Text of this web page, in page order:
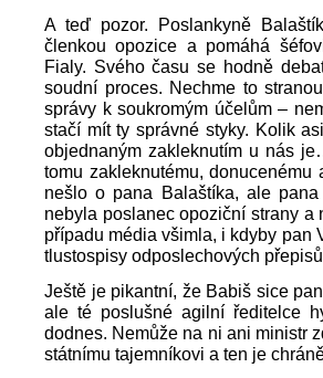
A teď pozor. Poslankyně
členkou opozice a pomáhá
Fialy. Svého času se hodně
soudní proces. Nechme to
správy k soukromým účelům –
stačí mít ty správné styky. Kolik
objednaným zakleknutím u nás
tomu zakleknutému,
nešlo o pana Balaštíka, ale
nebyla poslanec opoziční strany
případu média všimla, i kdyby pan
tlustospisy odposlechových
Ještě je pikantní, že Babiš sice
ale té poslušné agilní ředitelce
dodnes. Nemůže na ni ani ministr
státnímu tajemníkovi a ten je